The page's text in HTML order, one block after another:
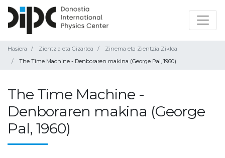
Hasiera Zientzia eta Gizartea
Zinema eta Zientzia Zikloa
The Time Machine - Denboraren makina (George Pal, 1960)
The Time Machine -
Denboraren makina (George
Pal, 1960)